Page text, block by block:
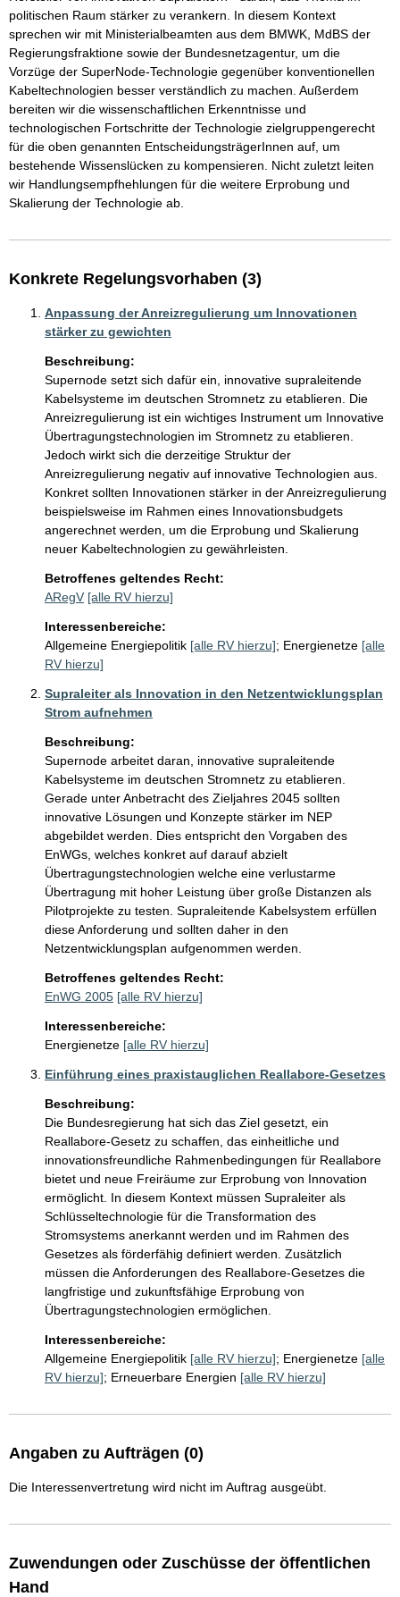
politischen Raum stärker zu verankern. In diesem Kontext
sprechen wir mit Ministerialbeamten aus dem BMWK, MdBS der
Regierungsfraktione sowie der Bundesnetzagentur, um die
Vorzüge der SuperNode-Technologie gegenüber konventionellen
Kabeltechnologien besser verständlich zu machen. Außerdem
bereiten wir die wissenschaftlichen Erkenntnisse und
technologischen Fortschritte der Technologie zielgruppengerecht
für die oben genannten EntscheidungsträgerInnen auf, um
bestehende Wissenslücken zu kompensieren. Nicht zuletzt leiten
wir Handlungsempfhehlungen für die weitere Erprobung und
Skalierung der Technologie ab.
Konkrete Regelungsvorhaben (3)
Anpassung der Anreizregulierung um Innovationen
stärker zu gewichten
Beschreibung:
Supernode setzt sich dafür ein, innovative supraleitende
Kabelsysteme im deutschen Stromnetz zu etablieren. Die
Anreizregulierung ist ein wichtiges Instrument um Innovative
Übertragungstechnologien im Stromnetz zu etablieren.
Jedoch wirkt sich die derzeitige Struktur der
Anreizregulierung negativ auf innovative Technologien aus.
Konkret sollten Innovationen stärker in der Anreizregulierung
beispielsweise im Rahmen eines Innovationsbudgets
angerechnet werden, um die Erprobung und Skalierung
neuer Kabeltechnologien zu gewährleisten.
Betroffenes geltendes Recht:
ARegV [alle RV hierzu]
Interessenbereiche:
Allgemeine Energiepolitik [alle RV hierzu]; Energienetze [alle
RV hierzu]
Supraleiter als Innovation in den Netzentwicklungsplan
Strom aufnehmen
Beschreibung:
Supernode arbeitet daran, innovative supraleitende
Kabelsysteme im deutschen Stromnetz zu etablieren.
Gerade unter Anbetracht des Zieljahres 2045 sollten
innovative Lösungen und Konzepte stärker im NEP
abgebildet werden. Dies entspricht den Vorgaben des
EnWGs, welches konkret auf darauf abzielt
Übertragungstechnologien welche eine verlustarme
Übertragung mit hoher Leistung über große Distanzen als
Pilotprojekte zu testen. Supraleitende Kabelsystem erfüllen
diese Anforderung und sollten daher in den
Netzentwicklungsplan aufgenommen werden.
Betroffenes geltendes Recht:
EnWG 2005 [alle RV hierzu]
Interessenbereiche:
Energienetze [alle RV hierzu]
Einführung eines praxistauglichen Reallabore-Gesetzes
Beschreibung:
Die Bundesregierung hat sich das Ziel gesetzt, ein
Reallabore-Gesetz zu schaffen, das einheitliche und
innovationsfreundliche Rahmenbedingungen für Reallabore
bietet und neue Freiräume zur Erprobung von Innovation
ermöglicht. In diesem Kontext müssen Supraleiter als
Schlüsseltechnologie für die Transformation des
Stromsystems anerkannt werden und im Rahmen des
Gesetzes als förderfähig definiert werden. Zusätzlich
müssen die Anforderungen des Reallabore-Gesetzes die
langfristige und zukunftsfähige Erprobung von
Übertragungstechnologien ermöglichen.
Interessenbereiche:
Allgemeine Energiepolitik [alle RV hierzu]; Energienetze [alle
RV hierzu]; Erneuerbare Energien [alle RV hierzu]
Angaben zu Aufträgen (0)
Die Interessenvertretung wird nicht im Auftrag ausgeübt.
Zuwendungen oder Zuschüsse der öffentlichen
Hand